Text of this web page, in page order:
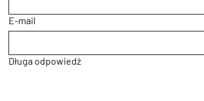
E-mail
Długa odpowiedź